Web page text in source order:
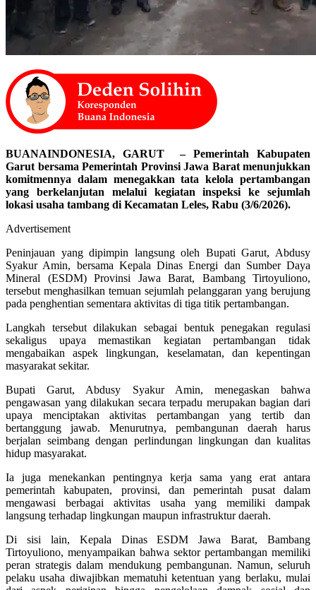
BUANAINDONESIA, GARUT – Pemerintah Kabupaten
Garut bersama Pemerintah Provinsi Jawa Barat menunjukkan
komitmennya dalam menegakkan tata kelola pertambangan
yang berkelanjutan melalui kegiatan inspeksi ke sejumlah
lokasi usaha tambang di Kecamatan Leles, Rabu (3/6/2026).
Advertisement
Peninjauan yang dipimpin langsung oleh Bupati Garut, Abdusy
Syakur Amin, bersama Kepala Dinas Energi dan Sumber Daya
Mineral (ESDM) Provinsi Jawa Barat, Bambang Tirtoyuliono,
tersebut menghasilkan temuan sejumlah pelanggaran yang berujung
pada penghentian sementara aktivitas di tiga titik pertambangan.
Langkah tersebut dilakukan sebagai bentuk penegakan regulasi
sekaligus upaya memastikan kegiatan pertambangan tidak
mengabaikan aspek lingkungan, keselamatan, dan kepentingan
masyarakat sekitar.
Bupati Garut, Abdusy Syakur Amin, menegaskan bahwa
pengawasan yang dilakukan secara terpadu merupakan bagian dari
upaya menciptakan aktivitas pertambangan yang tertib dan
bertanggung jawab. Menurutnya, pembangunan daerah harus
berjalan seimbang dengan perlindungan lingkungan dan kualitas
hidup masyarakat.
Ia juga menekankan pentingnya kerja sama yang erat antara
pemerintah kabupaten, provinsi, dan pemerintah pusat dalam
mengawasi berbagai aktivitas usaha yang memiliki dampak
langsung terhadap lingkungan maupun infrastruktur daerah.
Di sisi lain, Kepala Dinas ESDM Jawa Barat, Bambang
Tirtoyuliono, menyampaikan bahwa sektor pertambangan memiliki
peran strategis dalam mendukung pembangunan. Namun, seluruh
pelaku usaha diwajibkan mematuhi ketentuan yang berlaku, mulai